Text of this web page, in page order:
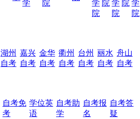
学
院
学
院
院 学
院
院 学
院
湖州
自考
嘉兴
自考
金华
自考
衢州
自考
台州
自考
丽水
自考
舟山
自考
自考免
考
学位英
语
自考助
学
自考报
名
自考答
疑